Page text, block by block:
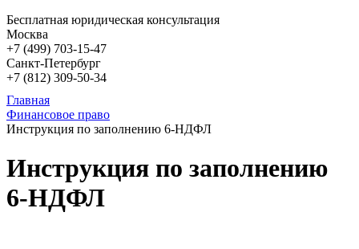
Бесплатная юридическая консультация
Москва
+7 (499) 703-15-47
Санкт-Петербург
+7 (812) 309-50-34
Главная
Финансовое право
Инструкция по заполнению 6-НДФЛ
Инструкция по заполнению
6-НДФЛ